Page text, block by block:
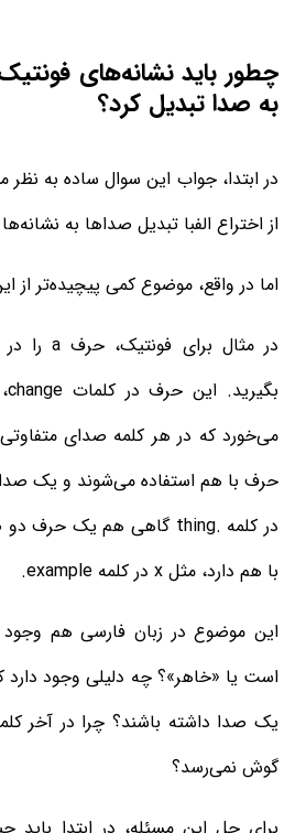
چطور باید نشانه‌های
به صدا تبدیل کرد؟
در ابتدا، جواب این سوال ساده به
از اختراع الفبا تبدیل صداها به
اما در واقع، موضوع کمی پیچیده‌تر
در مثال برای فونتیک، حرفa را
بگیرید. این حرف در کلمات change،
می‌خورد که در هر کلمه صدای
حرف با هم استفاده می‌شوند و یک صدا
در کلمه thing.گاهی هم یک حرف دو
با هم دارد، مثل x در کلمه .example
این موضوع در زبان فارسی هم
است یا «خاهر»؟ چه دلیلی وجود
یک صدا داشته باشند؟ چرا در آخر
گوش نمی‌رسد؟